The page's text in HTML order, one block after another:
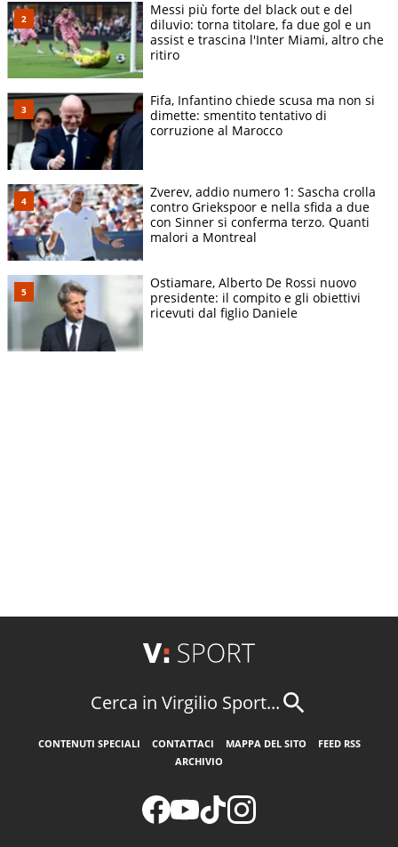
Messi più forte del black out e del
diluvio: torna titolare, fa due gol e un
assist e trascina l'Inter Miami, altro che
ritiro
Fifa, Infantino chiede scusa ma non si
dimette: smentito tentativo di
corruzione al Marocco
Zverev, addio numero 1: Sascha crolla
contro Griekspoor e nella sfida a due
con Sinner si conferma terzo. Quanti
malori a Montreal
Ostiamare, Alberto De Rossi nuovo
presidente: il compito e gli obiettivi
ricevuti dal figlio Daniele
Cerca in Virgilio Sport...
CONTENUTI SPECIALI CONTATTACI MAPPA DEL SITO
FEED RSS
ARCHIVIO